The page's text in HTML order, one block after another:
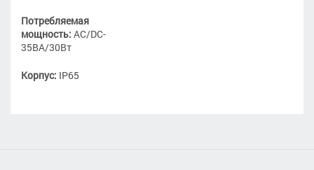
Потребляемая
мощность: AC/DC-
35ВА/30Вт
Корпус: IP65